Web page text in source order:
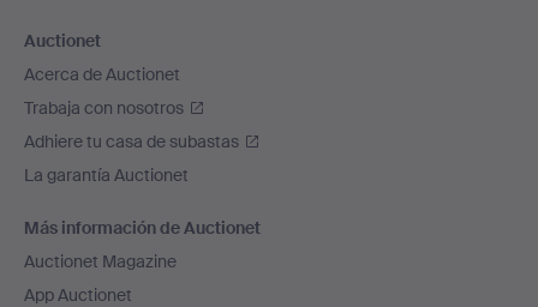
Auctionet
Acerca de Auctionet
Trabaja con nosotros
Adhiere tu casa de subastas
La garantía Auctionet
Más información de Auctionet
Auctionet Magazine
App Auctionet